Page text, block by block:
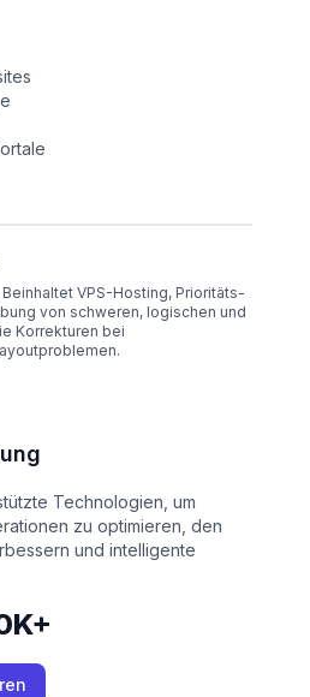
VPS-Hosting, Prioritäts-
von schweren, logischen und
Korrekturen bei
Technologien, um
zu optimieren, den
und intelligente